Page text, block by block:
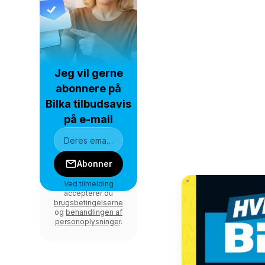
Jeg vil gerne
abonnere på
Bilka tilbudsavis
på e-mail
Abonner
Ved tilmelding
accepterer du
brugsbetingelserne
og behandlingen af
personoplysninger.